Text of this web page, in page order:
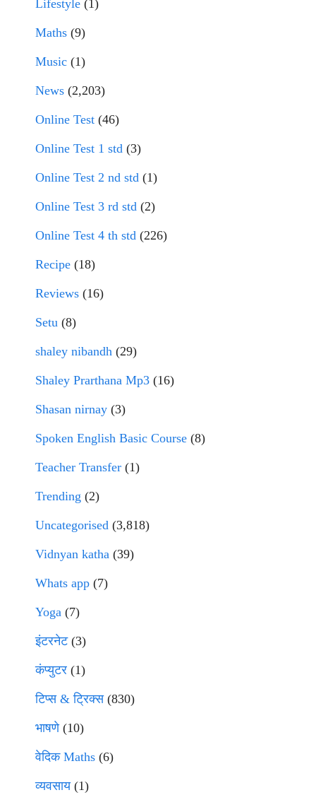
Lifestyle (1)
Maths (9)
Music (1)
News (2,203)
Online Test (46)
Online Test 1 std (3)
Online Test 2 nd std (1)
Online Test 3 rd std (2)
Online Test 4 th std (226)
Recipe (18)
Reviews (16)
Setu (8)
shaley nibandh (29)
Shaley Prarthana Mp3 (16)
Shasan nirnay (3)
Spoken English Basic Course (8)
Teacher Transfer (1)
Trending (2)
Uncategorised (3,818)
Vidnyan katha (39)
Whats app (7)
Yoga (7)
इंटरनेट(3)
कंप्युटर (1)
टिप्स & ट्रिक्स(830)
भाषणे(10)
वेदिक Maths (6)
व्यवसाय(1)